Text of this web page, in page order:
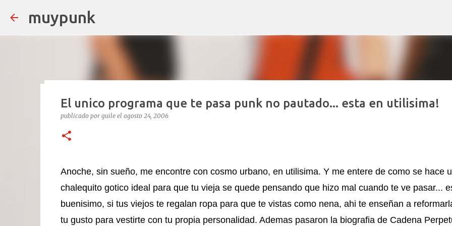
muypunk
CARCA: 5 MINUTOS MUERTO, CORAZÓN NUEVO Y SHOW EN LA
TRASTIENDA!
publicado por
35 años haciendo ruido en el under argentino, el mismo que teloneó a Soda Stereo en Obras y que desde 2008 le
teclados y guitarras al delirio Babasónicos, hoy celebra la vida a puro decibelio. Cronología rápida del milagro:
2023: ingresa al ICBA con Marfan avanzado y el corazón en las últimas. 10 días antes de Navidad: para 5 minutos.
reviven. Sube al puesto 1 de la lista de trasplante. 11 de diciembre: le ponen un corazón nuevo. 10 meses internado:
graba Exultante, su disco 100% hospitalario con tablet, guitarra y susurros a las 2 AM. Octubre 2025: sale el álbum.
El unico programa que te pasa punk no pautado... esta en utilisima!
publicado por guile el agosto 24, 2006
Anoche, sin sueño, me encontre con cosmo urbano, en utilisima. Y me entere de como se hace
chalequito gotico ideal para que tu vieja se quede pensando que hizo mal cuando te ve pasar...
buenisimo, si tus viejos te regalan ropa para que te vistas como nena, ahi te enseñan a
tu gusto para vestirte con tu propia personalidad. Ademas pasaron la biografia de Cadena